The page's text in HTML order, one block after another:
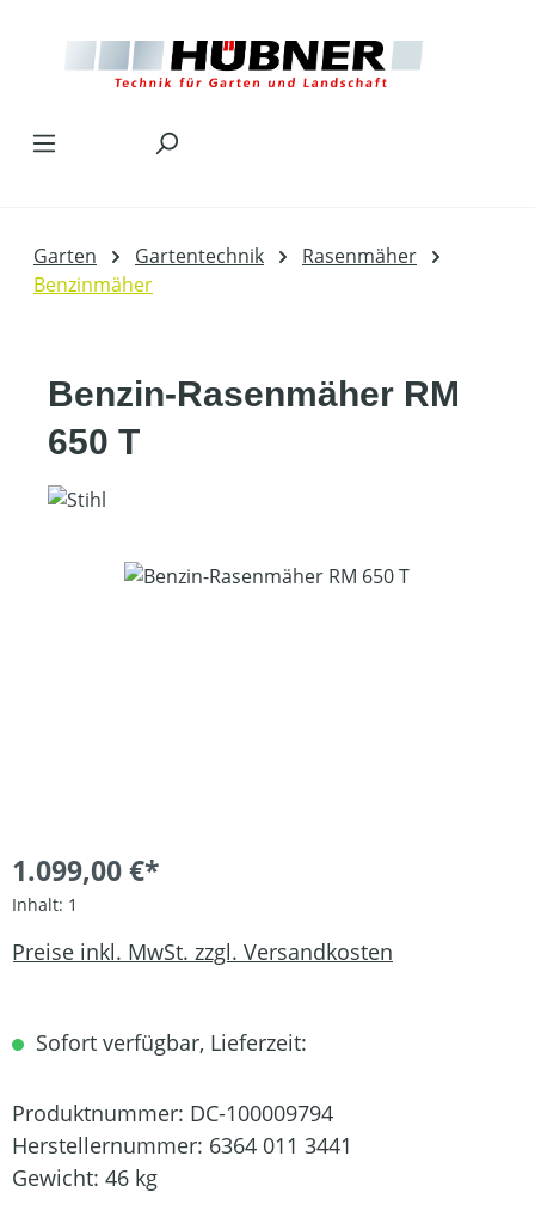
Garten Gartentechnik
Rasenmäher
Benzinmäher
Benzin-Rasenmäher RM
650 T
Bildergalerie überspringen
1.099,00 €*
Inhalt: 1
Preise inkl. MwSt. zzgl. Versandkosten
Sofort verfügbar, Lieferzeit:
Produktnummer: DC-100009794
Herstellernummer: 6364 011 3441
Gewicht: 46 kg